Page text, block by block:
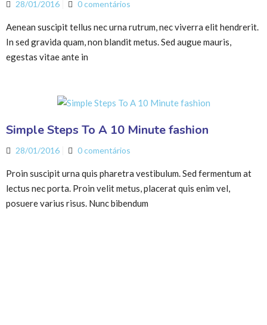
28/01/2016 0 comentários
Aenean suscipit tellus nec urna rutrum, nec viverra elit hendrerit.
In sed gravida quam, non blandit metus. Sed augue mauris,
egestas vitae ante in
Simple Steps To A 10 Minute fashion
28/01/2016 0 comentários
Proin suscipit urna quis pharetra vestibulum. Sed fermentum at
lectus nec porta. Proin velit metus, placerat quis enim vel,
posuere varius risus. Nunc bibendum